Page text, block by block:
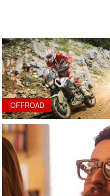
OFFROAD